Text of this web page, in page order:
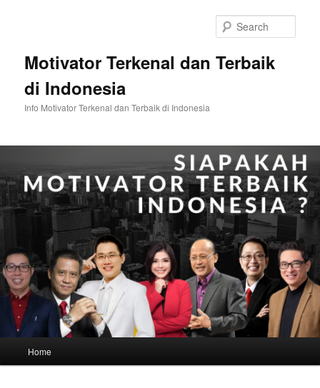
Motivator Terkenal dan Terbaik
di Indonesia
Info Motivator Terkenal dan Terbaik di Indonesia
Home